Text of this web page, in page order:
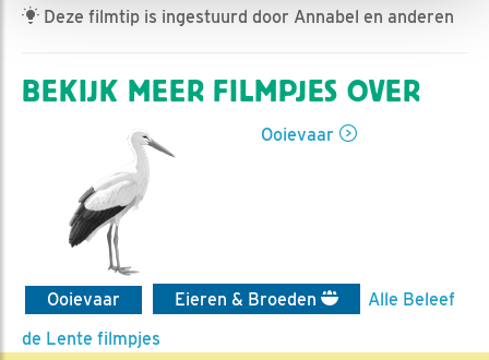
Deze filmtip is ingestuurd door Annabel en anderen
BEKIJK MEER FILMPJES OVER
Ooievaar
Ooievaar Eieren & Broeden
Alle Beleef
de Lente filmpjes